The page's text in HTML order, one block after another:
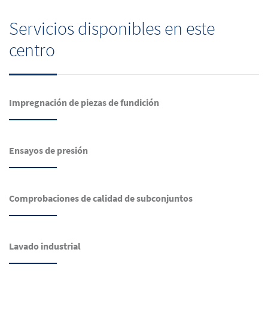
Servicios disponibles en este
centro
Impregnación de piezas de fundición
Ensayos de presión
Comprobaciones de calidad de subconjuntos
Lavado industrial